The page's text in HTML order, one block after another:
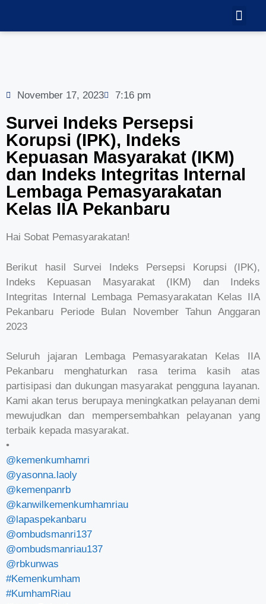
November 17, 2023 7:16 pm
Survei Indeks Persepsi
Korupsi (IPK), Indeks
Kepuasan Masyarakat (IKM)
dan Indeks Integritas Internal
Lembaga Pemasyarakatan
Kelas IIA Pekanbaru
Hai Sobat Pemasyarakatan!
Berikut hasil Survei Indeks Persepsi Korupsi (IPK),
Indeks Kepuasan Masyarakat (IKM) dan Indeks
Integritas Internal Lembaga Pemasyarakatan Kelas IIA
Pekanbaru Periode Bulan November Tahun Anggaran
2023
Seluruh jajaran Lembaga Pemasyarakatan Kelas IIA
Pekanbaru menghaturkan rasa terima kasih atas
partisipasi dan dukungan masyarakat pengguna layanan.
Kami akan terus berupaya meningkatkan pelayanan demi
mewujudkan dan mempersembahkan pelayanan yang
terbaik kepada masyarakat.
•
@kemenkumhamri
@yasonna.laoly
@kemenpanrb
@kanwilkemenkumhamriau
@lapaspekanbaru
@ombudsmanri137
@ombudsmanriau137
@rbkunwas
#Kemenkumham
#KumhamRiau